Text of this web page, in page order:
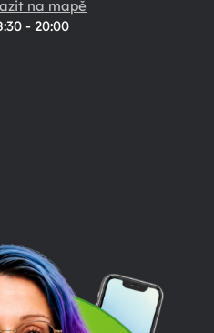
na mapě
- 20:00